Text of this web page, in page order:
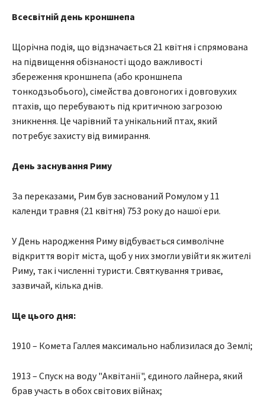
Всесвітній день кроншнепа
Щорічна подія, що відзначається 21 квітня і спрямована
на підвищення обізнаності щодо важливості
збереження кроншнепа (або кроншнепа
тонкодзьобього), сімейства довгоногих і довговухих
птахів, що перебувають під критичною загрозою
зникнення. Це чарівний та унікальний птах, який
потребує захисту від вимирання.
День заснування Риму
За переказами, Рим був заснований Ромулом у 11
календи травня (21 квітня) 753 року до нашої ери.
У День народження Риму відбувається символічне
відкриття воріт міста, щоб у них змогли увійти як жителі
Риму, так і численні туристи. Святкування триває,
зазвичай, кілька днів.
Ще цього дня:
1910 – Комета Галлея максимально наблизилася до Землі;
1913 – Спуск на воду "Аквітанії", єдиного лайнера, який
брав участь в обох світових війнах;